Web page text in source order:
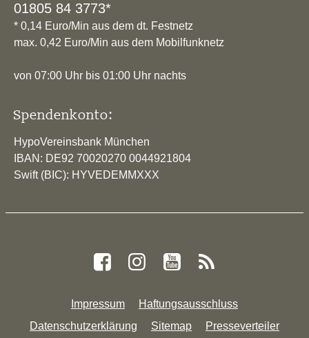
01805 84 3773*
* 0,14 Euro/Min aus dem dt. Festnetz
max. 0,42 Euro/Min aus dem Mobilfunknetz
von 07:00 Uhr bis 01:00 Uhr nachts
Spendenkonto:
HypoVereinsbank München
IBAN: DE92 70020270 0044921804
Swift (BIC): HYVEDEMMXXX
Impressum
Haftungsausschluss
Datenschutzerklärung
Sitemap Presseverteiler